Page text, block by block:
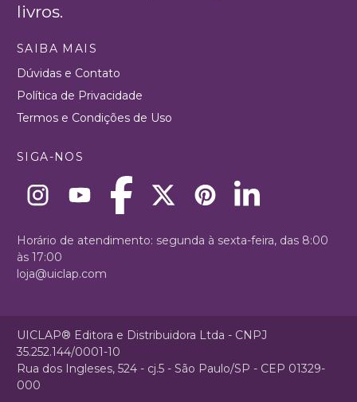
livros.
SAIBA MAIS
Dúvidas e Contato
Política de Privacidade
Termos e Condições de Uso
SIGA-NOS
Horário de atendimento: segunda à sexta-feira, das 8:00
às 17:00
loja@uiclap.com
UICLAP® Editora e Distribuidora Ltda - CNPJ
35.252.144/0001-10
Rua dos Ingleses, 524 - cj.5 - São Paulo/SP - CEP 01329-
000